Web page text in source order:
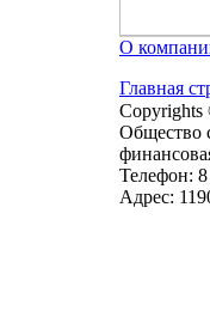
О
Главная
Общество
Телефон:
Адрес: